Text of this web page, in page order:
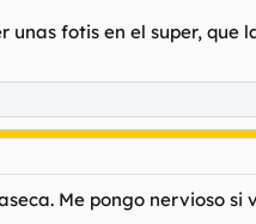
unas fotis en el super,
Me pongo nervioso si